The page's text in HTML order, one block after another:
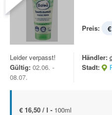
Preis:
Leider verpasst!
Gültig: 02.06. -
08.07.
Händler:
Stadt:
€ 16,50 / l - 100ml